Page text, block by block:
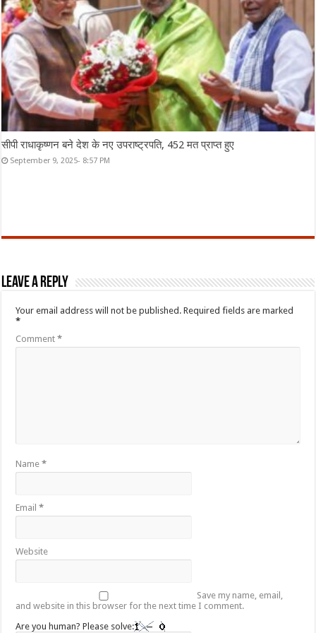
सीपी राधाकृष्णन बने देश के नए उपराष्ट्रपति, 452 मत प्राप्त हुए
September 9, 2025- 8:57 PM
Leave a Reply
Your email address will not be published. Required fields are marked
*
Comment*
Name*
Email*
Website
Save my name, email,
and website in this browser for the next time I comment.
Are you human? Please solve: